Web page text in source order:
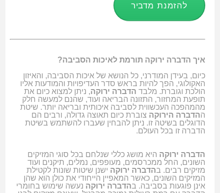
להזמנת מדביר
איך הדברה ירוקה תורמת לאיכות הסביבה?
כיום, בעידן המודרני, כל הנושא של איכות הסביבה, והאיזון
האקולוגי, הפך להיות בראש סדר העדיפויות והמודעות אליו
הולכת וגוברת. מלבד הדברה ירוקה, ניתן למצוא כיום את
תופעת המחזור, התזונה הבריאה ועוד, שהנם למעשה חלק
מהמהפכה העכשווית לסביבה איכותית ובריאה יותר. שיטת
ההדברה הירוקה צוברת כיום תאוצה גדולה, ורבים הם
הדוגלים בשיטה זו. ניתן להבחין שעברו להשתמש בשיטת
הדברה זו בכל העולם.
הדברה ירוקה היא מושג כללי שנלחם בכל סוגי המזיקים
השונים, החל ממכרסמים, מעופפים, נמלים, תיקנים ועוד
מזיקים רבים. בהדברה ירוקה ישנן שיטות שונות לקטילת
המזיקים השונים, כאשר המאפיין הייחודי את כולן הוא שהן
אינן פוגעות בסביבה. בהדברה ירוקה נעשה שימוש בחומרי